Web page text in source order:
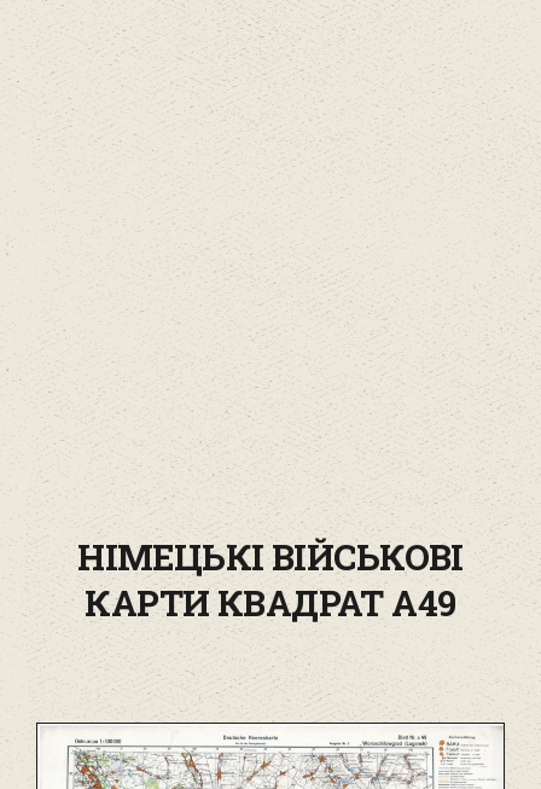
НІМЕЦЬКІ ВІЙСЬКОВІ
КАРТИ КВАДРАТ A49